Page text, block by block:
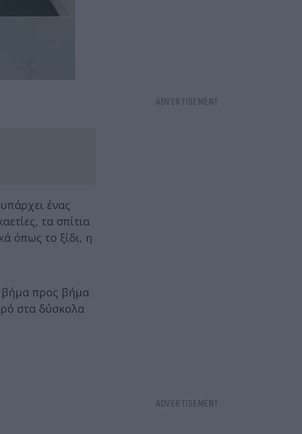
ένας
τα σπίτια
όπως το ξίδι, η
βήμα προς βήμα
στα δύσκολα